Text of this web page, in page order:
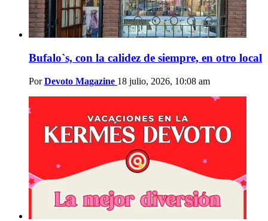
Bufalo`s, con la calidez de siempre, en otro local
Por Devoto Magazine 18 julio, 2026, 10:08 am